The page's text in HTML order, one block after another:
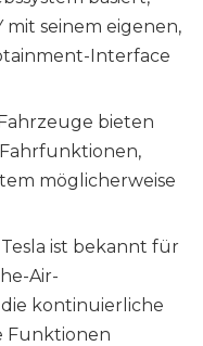
mit seinem eigenen,
Interface
bieten
möglicherweise
ist bekannt für
Air-
kontinuierliche
Funktionen